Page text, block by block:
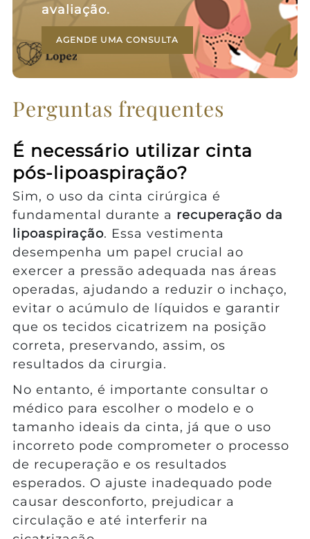
avaliação.
AGENDE UMA CONSULTA
Perguntas frequentes
É necessário utilizar cinta
pós-lipoaspiração?
Sim, o uso da cinta cirúrgica é
fundamental durante a recuperação da
lipoaspiração. Essa vestimenta
desempenha um papel crucial ao
exercer a pressão adequada nas áreas
operadas, ajudando a reduzir o inchaço,
evitar o acúmulo de líquidos e garantir
que os tecidos cicatrizem na posição
correta, preservando, assim, os
resultados da cirurgia.
No entanto, é importante consultar o
médico para escolher o modelo e o
tamanho ideais da cinta, já que o uso
incorreto pode comprometer o processo
de recuperação e os resultados
esperados. O ajuste inadequado pode
causar desconforto, prejudicar a
circulação e até interferir na